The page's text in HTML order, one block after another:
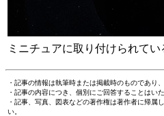
ミニチュアに取り付けられて
・記事の情報は執筆時または掲載時のものであり
・記事の内容につき、個別にご回答することはい
・記事、写真、図表などの著作権は著作者に帰
い。